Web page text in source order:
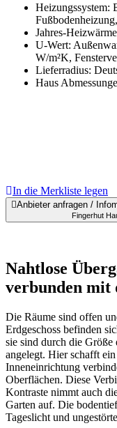
Heizungssystem:
Jahres-
U-Wert:
W/m²K,
Lieferradius:
Haus
In die Merkliste legen
Anbieter anfragen /
Fingerhut
Nahtlose
verbunden mit
Die Räume sind offen
Erdgeschoss befinden
sie sind durch die Größe
angelegt. Hier schafft
Inneneinrichtung
Oberflächen. Diese
Kontraste nimmt auch
Garten auf. Die
Tageslicht und